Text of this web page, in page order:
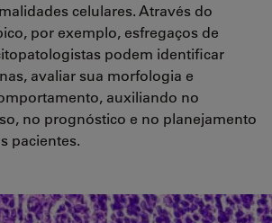
celulares. Através do
por exemplo, esfregaços de
podem identificar
avaliar sua morfologia e
auxiliando no
no prognóstico e no planejamento
pacientes.